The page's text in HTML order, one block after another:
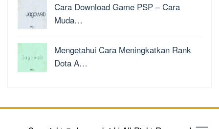
Cara Download Game PSP – Cara
Muda…
Mengetahui Cara Meningkatkan Rank
Dota A…